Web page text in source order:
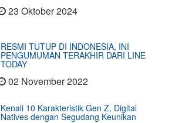
23 Oktober 2024
RESMI TUTUP DI INDONESIA, INI
PENGUMUMAN TERAKHIR DARI LINE
TODAY
02 November 2022
Kenali 10 Karakteristik Gen Z, Digital
Natives dengan Segudang Keunikan